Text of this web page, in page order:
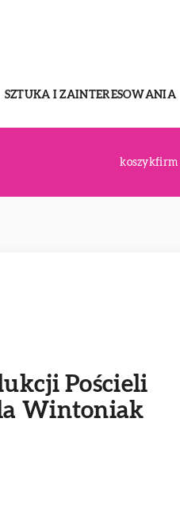
SZTUKA I ZAINTERESOWANIA
koszykfirm
Pościeli
Wintoniak